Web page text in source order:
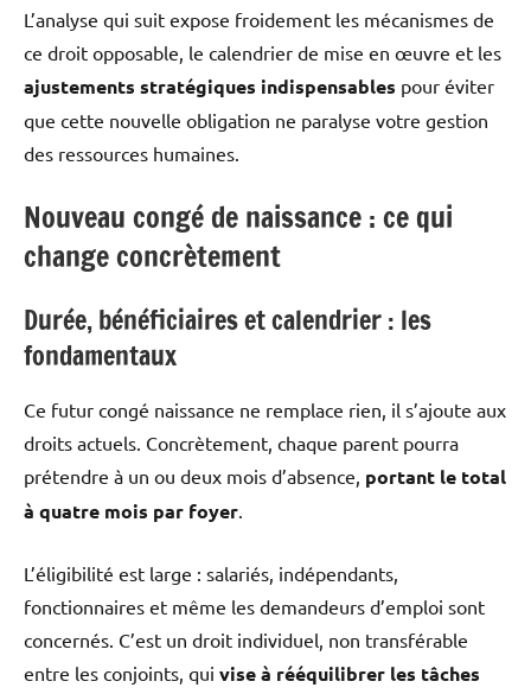
L’analyse qui suit expose froidement les mécanismes de
ce droit opposable, le calendrier de mise en œuvre et les
ajustements stratégiques indispensables pour éviter
que cette nouvelle obligation ne paralyse votre gestion
des ressources humaines.
Nouveau congé de naissance : ce qui
change concrètement
Durée, bénéficiaires et calendrier : les
fondamentaux
Ce futur congé naissance ne remplace rien, il s’ajoute aux
droits actuels. Concrètement, chaque parent pourra
prétendre à un ou deux mois d’absence, portant le total
à quatre mois par foyer.
L’éligibilité est large : salariés, indépendants,
fonctionnaires et même les demandeurs d’emploi sont
concernés. C’est un droit individuel, non transférable
entre les conjoints, qui vise à rééquilibrer les tâches